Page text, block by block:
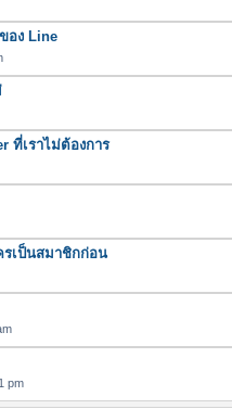
อง Line
ที่เราไม่ต้องการ
รเป็นสมาชิกก่อน
pm